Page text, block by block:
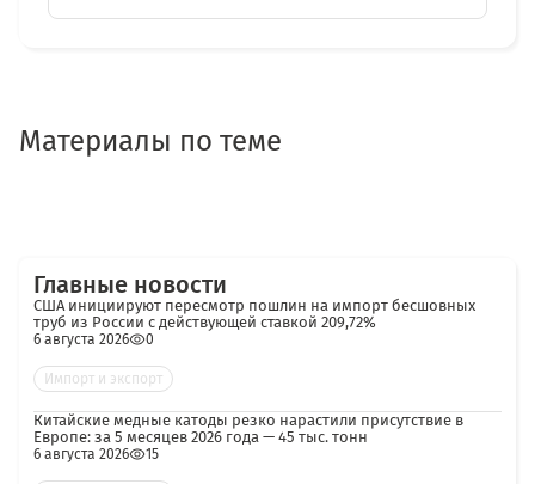
Материалы по теме
Главные новости
США инициируют пересмотр пошлин на импорт бесшовных
труб из России с действующей ставкой 209,72%
6 августа 2026 0
Импорт и экспорт
Китайские медные катоды резко нарастили присутствие в
Европе: за 5 месяцев 2026 года — 45 тыс. тонн
6 августа 2026 15